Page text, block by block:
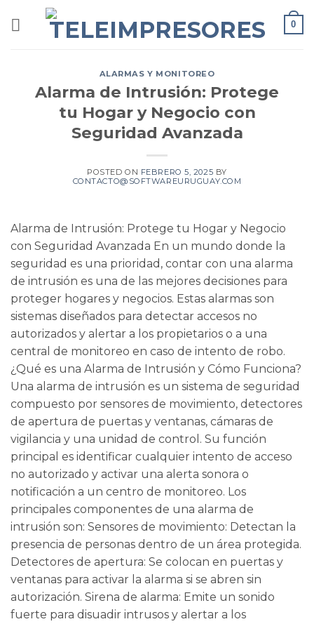
0
ALARMAS Y MONITOREO
Alarma de Intrusión: Protege
tu Hogar y Negocio con
Seguridad Avanzada
POSTED ON FEBRERO 5, 2025 BY
CONTACTO@SOFTWAREURUGUAY.COM
Alarma de Intrusión: Protege tu Hogar y Negocio
con Seguridad Avanzada En un mundo donde la
seguridad es una prioridad, contar con una alarma
de intrusión es una de las mejores decisiones para
proteger hogares y negocios. Estas alarmas son
sistemas diseñados para detectar accesos no
autorizados y alertar a los propietarios o a una
central de monitoreo en caso de intento de robo.
¿Qué es una Alarma de Intrusión y Cómo Funciona?
Una alarma de intrusión es un sistema de seguridad
compuesto por sensores de movimiento, detectores
de apertura de puertas y ventanas, cámaras de
vigilancia y una unidad de control. Su función
principal es identificar cualquier intento de acceso
no autorizado y activar una alerta sonora o
notificación a un centro de monitoreo. Los
principales componentes de una alarma de
intrusión son: Sensores de movimiento: Detectan la
presencia de personas dentro de un área protegida.
Detectores de apertura: Se colocan en puertas y
ventanas para activar la alarma si se abren sin
autorización. Sirena de alarma: Emite un sonido
fuerte para disuadir intrusos y alertar a los